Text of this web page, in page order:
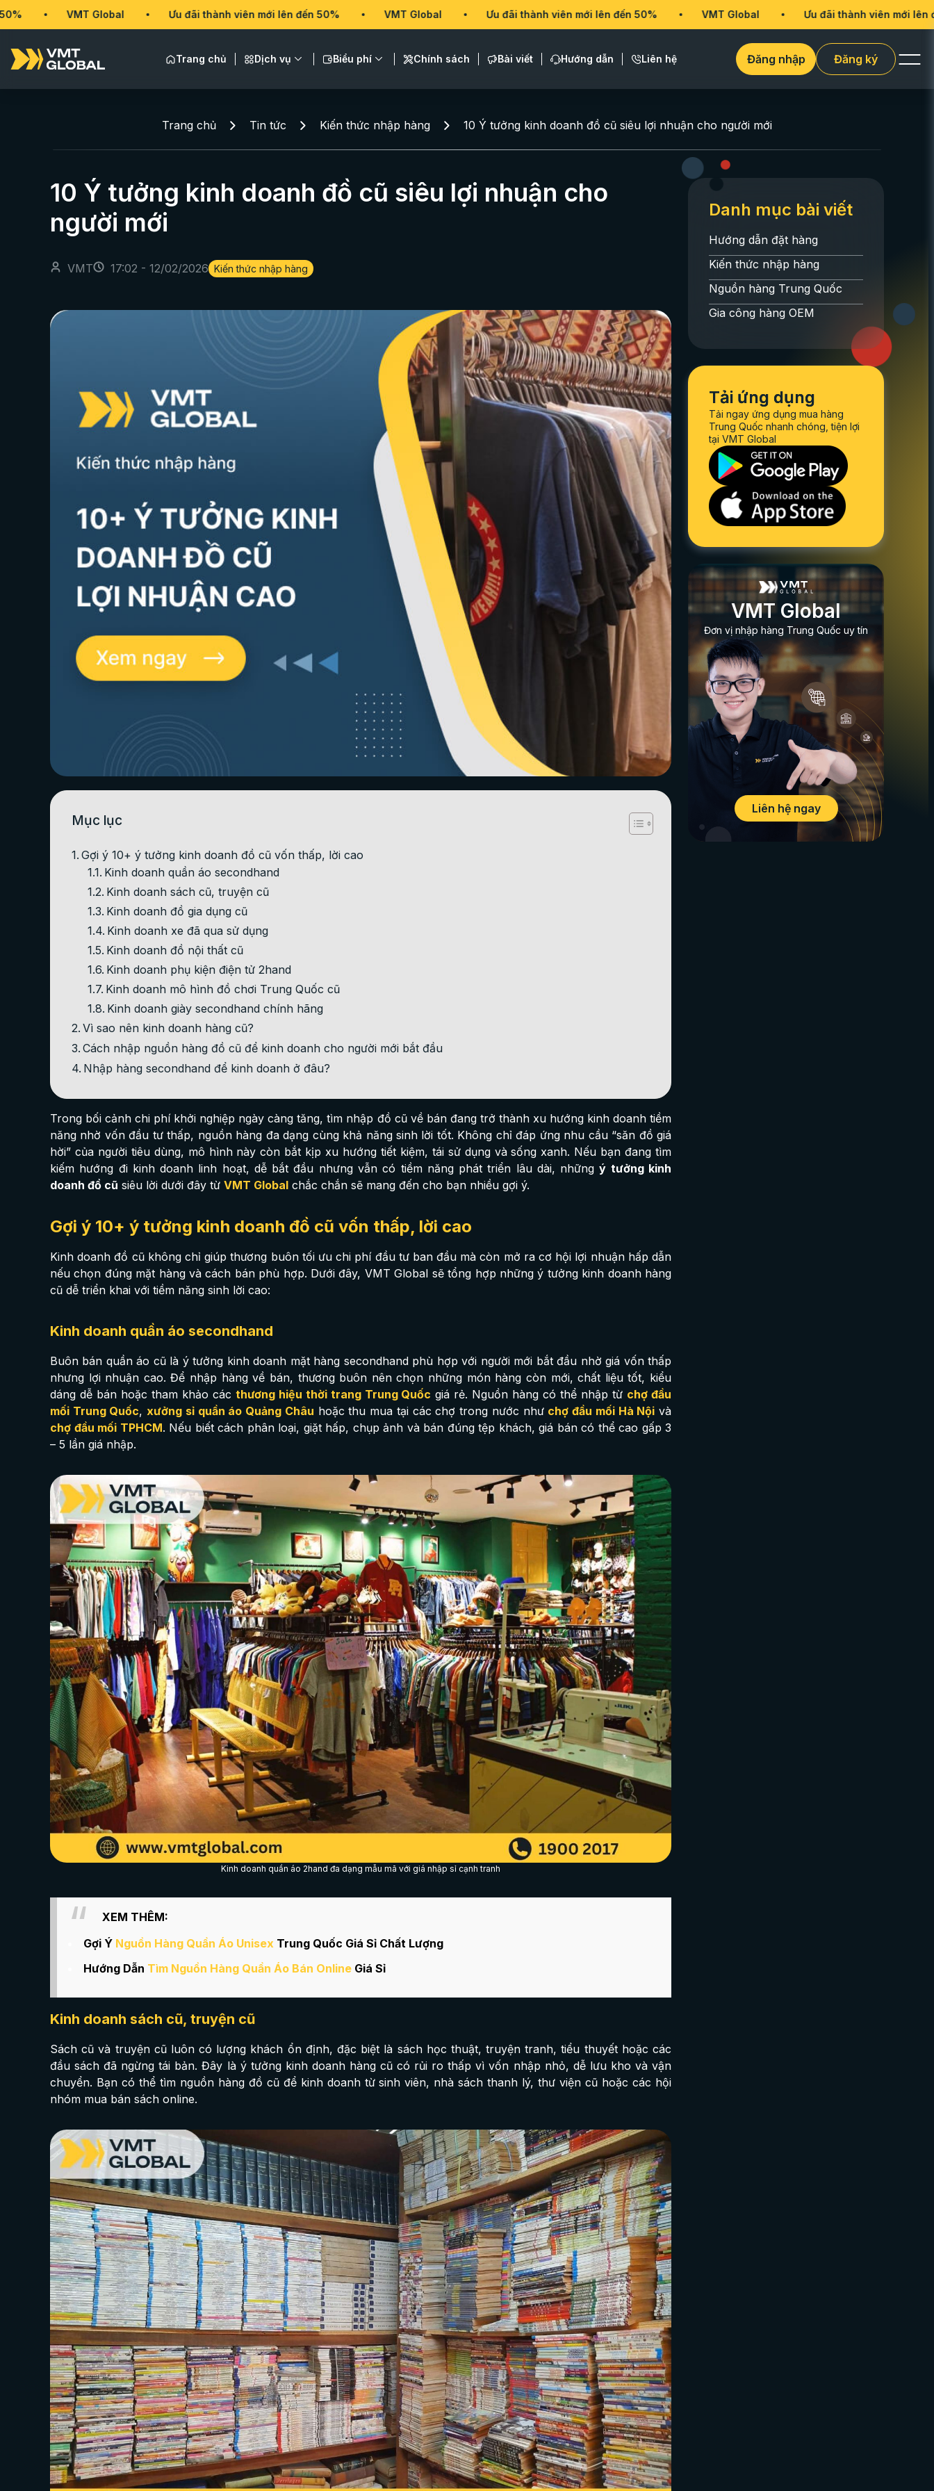
VMT Global Ưu đãi thành viên mới lên đến 50% VMT Global Ưu đãi thành viên mới lên đến 50% VMT Global Ưu đãi thành viên mới lên đến 50%
Trang chủ Dịch vụ Biểu phí Chính sách Bài viết Hướng dẫn Liên hệ Đăng nhập Đăng ký
Trang chủ Tin tức Kiến thức nhập hàng 10 Ý tưởng kinh doanh đồ cũ siêu lợi nhuận cho người mới
10 Ý tưởng kinh doanh đồ cũ siêu lợi nhuận cho
người mới
VMT 17:02 - 12/02/2026 Kiến thức nhập hàng
Mục lục
Gợi ý 10+ ý tưởng kinh doanh đồ cũ vốn thấp, lời cao
Kinh doanh quần áo secondhand
Kinh doanh sách cũ, truyện cũ
Kinh doanh đồ gia dụng cũ
Kinh doanh xe đã qua sử dụng
Kinh doanh đồ nội thất cũ
Kinh doanh phụ kiện điện tử 2hand
Kinh doanh mô hình đồ chơi Trung Quốc cũ
Kinh doanh giày secondhand chính hãng
Vì sao nên kinh doanh hàng cũ?
Cách nhập nguồn hàng đồ cũ để kinh doanh cho người mới bắt đầu
Nhập hàng secondhand để kinh doanh ở đâu?
Trong bối cảnh chi phí khởi nghiệp ngày càng tăng, tìm nhập đồ cũ về bán đang trở thành xu hướng kinh doanh tiềm
năng nhờ vốn đầu tư thấp, nguồn hàng đa dạng cùng khả năng sinh lời tốt. Không chỉ đáp ứng nhu cầu “săn đồ giá
hời” của người tiêu dùng, mô hình này còn bắt kịp xu hướng tiết kiệm, tái sử dụng và sống xanh. Nếu bạn đang tìm
kiếm hướng đi kinh doanh linh hoạt, dễ bắt đầu nhưng vẫn có tiềm năng phát triển lâu dài, nhữngý tưởng kinh
doanh đồ cũ siêu lời dưới đây từ VMT Global chắc chắn sẽ mang đến cho bạn nhiều gợi ý.
Gợi ý 10+ ý tưởng kinh doanh đồ cũ vốn thấp, lời cao
Kinh doanh đồ cũ không chỉ giúp thương buôn tối ưu chi phí đầu tư ban đầu mà còn mở ra cơ hội lợi nhuận hấp dẫn
nếu chọn đúng mặt hàng và cách bán phù hợp. Dưới đây, VMT Global sẽ tổng hợp những ý tưởng kinh doanh hàng
cũ dễ triển khai với tiềm năng sinh lời cao:
Kinh doanh quần áo secondhand
Buôn bán quần áo cũ là ý tưởng kinh doanh mặt hàng secondhand phù hợp với người mới bắt đầu nhờ giá vốn thấp
nhưng lợi nhuận cao. Để nhập hàng về bán, thương buôn nên chọn những món hàng còn mới, chất liệu tốt, kiểu
dáng dễ bán hoặc tham khảo các thương hiệu thời trang Trung Quốc giá rẻ. Nguồn hàng có thể nhập từ chợ đầu
mối Trung Quốc, xưởng sỉ quần áo Quảng Châu hoặc thu mua tại các chợ trong nước như chợ đầu mối Hà Nội và
chợ đầu mối TPHCM. Nếu biết cách phân loại, giặt hấp, chụp ảnh và bán đúng tệp khách, giá bán có thể cao gấp 3
– 5 lần giá nhập.
Kinh doanh quần áo 2hand đa dạng mẫu mã với giá nhập sỉ cạnh tranh
XEM THÊM:
Gợi Ý Nguồn Hàng Quần Áo Unisex Trung Quốc Giá Sỉ Chất Lượng
Hướng Dẫn Tìm Nguồn Hàng Quần Áo Bán Online Giá Sỉ
Kinh doanh sách cũ, truyện cũ
Sách cũ và truyện cũ luôn có lượng khách ổn định, đặc biệt là sách học thuật, truyện tranh, tiểu thuyết hoặc các
đầu sách đã ngừng tái bản. Đây là ý tưởng kinh doanh hàng cũ có rủi ro thấp vì vốn nhập nhỏ, dễ lưu kho và vận
chuyển. Bạn có thể tìm nguồn hàng đồ cũ để kinh doanh từ sinh viên, nhà sách thanh lý, thư viện cũ hoặc các hội
nhóm mua bán sách online.
Danh mục bài viết
Hướng dẫn đặt hàng
Kiến thức nhập hàng
Nguồn hàng Trung Quốc
Gia công hàng OEM
Tải ứng dụng
Tải ngay ứng dụng mua hàng
Trung Quốc nhanh chóng, tiện lợi
tại VMT Global
VMT Global
Đơn vị nhập hàng Trung Quốc uy tín
Liên hệ ngay